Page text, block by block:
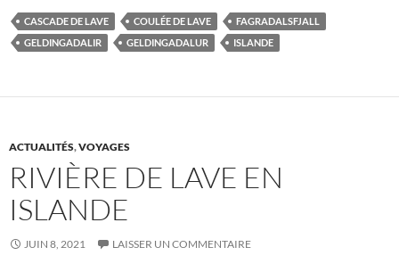
CASCADE DE LAVE COULÉE DE LAVE
FAGRADALSFJALL
GELDINGADALIR
GELDINGADALUR ISLANDE
ACTUALITÉS,VOYAGES
RIVIÈRE DE LAVE EN
ISLANDE
JUIN 8, 2021 LAISSER UN COMMENTAIRE